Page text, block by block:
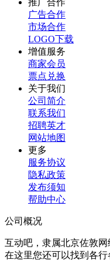
推广合作
广告合作
市场合作
LOGO下载
增值服务
商家会员
票点兑换
关于我们
公司简介
联系我们
招聘英才
网站地图
更多
服务协议
隐私政策
发布须知
帮助中心
公司概况
互动吧，隶属北京佐敦
在这里您还可以找到各